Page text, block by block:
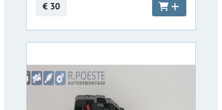
€ 30